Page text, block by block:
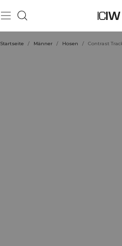
Startseite / Männer / Hosen / Contrast